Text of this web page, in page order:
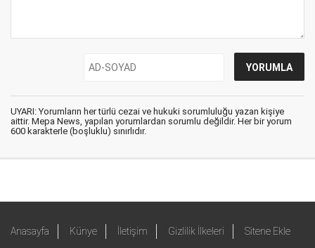
UYARI: Yorumların her türlü cezai ve hukuki sorumluluğu yazan kişiye
aittir. Mepa News, yapılan yorumlardan sorumlu değildir. Her bir yorum
600 karakterle (boşluklu) sınırlıdır.
Anasayfa Künye İletişim Gizlilik İlkeleri Sitene Ekle